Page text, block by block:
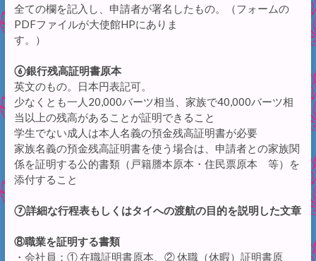
全ての欄を記入し、申請者が署名したもの。（フォームの
PDFファイルが大使館HPにありま
す。）
⑥銀行残高証明書原本
英文のもの。日本円表記可。
少なくとも一人20,000バーツ相当、家族で40,000バーツ相
当以上の残高があることが証明できること
学生でない成人は本人名義の預金残高証明書が必要
家族名義の預金残高証明書を使う場合は、申請者との家族関
係を証明する公的書類（戸籍謄本原本・住民票原本 等）を
添付すること
⑦詳細な行程表もしくはタイへの渡航の目的を説明した文章
⑧職業を証明する書類
・会社員；① 在職証明書原本、② 休職（休暇）証明書原